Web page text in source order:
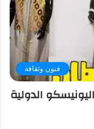
فنون وثقافة
الدولية